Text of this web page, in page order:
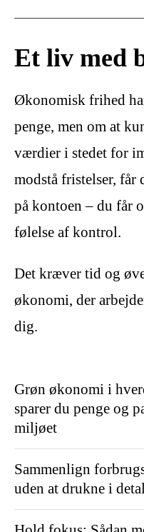
Et liv med
Økonomisk frihed
penge, men om at
værdier i stedet for
modstå fristelser, får
på kontoen – du får
følelse af kontrol.
Det kræver tid og
økonomi, der
dig.
Grøn økonomi i
sparer du penge og
miljøet
Sammenlign
uden at drukne i